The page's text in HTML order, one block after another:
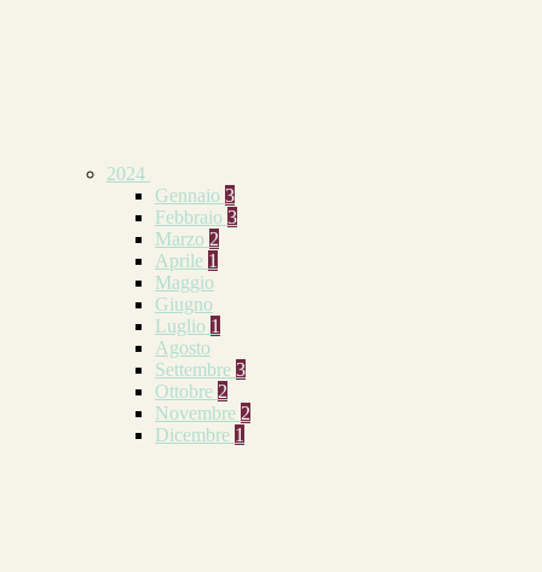
2024
Gennaio 3
Febbraio 3
Marzo 2
Aprile 1
Maggio
Giugno
Luglio 1
Agosto
Settembre 3
Ottobre 2
Novembre 2
Dicembre 1